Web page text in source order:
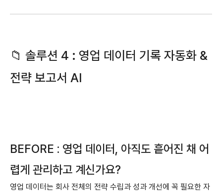
📁 솔루션 4 : 영업 데이터 기록 자동화 &
전략 보고서 AI
BEFORE : 영업 데이터, 아직도 흩어진 채 어
렵게 관리하고 계신가요?
영업 데이터는 회사 전체의 전략 수립과 성과 개선에 꼭 필요한 자